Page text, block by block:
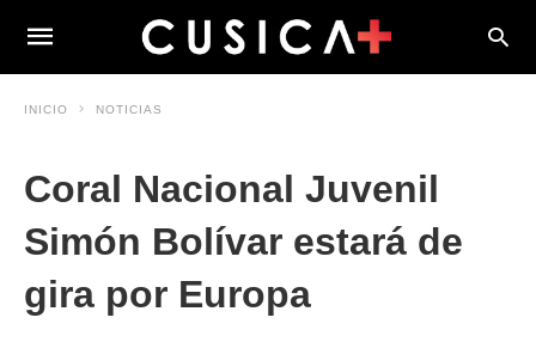
INICIO NOTICIAS
Coral Nacional Juvenil
Simón Bolívar estará de
gira por Europa